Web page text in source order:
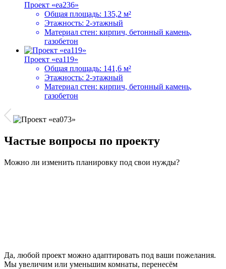
Проект «ea236»
Общая площадь: 135,2 м²
Этажность: 2-этажный
Материал стен: кирпич, бетонный камень,
газобетон
Проект «ea119»
Общая площадь: 141,6 м²
Этажность: 2-этажный
Материал стен: кирпич, бетонный камень,
газобетон
Частые вопросы по проекту
Можно ли изменить планировку под свои нужды?
Да, любой проект можно адаптировать под ваши пожелания.
Мы увеличим или уменьшим комнаты, перенесём